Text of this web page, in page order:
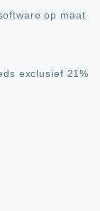
op maat
exclusief 21%